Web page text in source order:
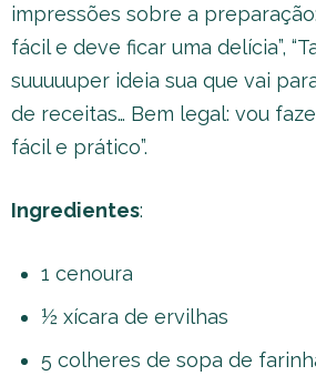
impressões sobre a
fácil e deve ficar uma delícia”,
suuuuuper ideia sua que vai
de receitas… Bem legal: vou
fácil e prático”.
Ingredientes:
1 cenoura
½ xícara de ervilhas
5 colheres de sopa de